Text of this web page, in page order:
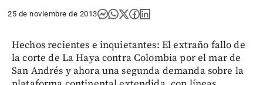
25 de noviembre de 2013
Hechos recientes e inquietantes: El extraño fallo de
la corte de La Haya contra Colombia por el mar de
San Andrés y ahora una segunda demanda sobre la